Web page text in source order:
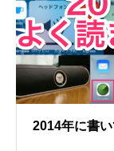
2014年に書